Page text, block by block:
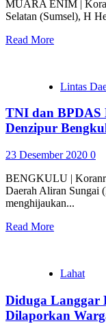
MUARA ENIM |
Selatan (Sumsel), H
Read More
Lintas
TNI dan
Denzipur
23 Desember 2020 0
BENGKULU |
Daerah Aliran Sungai
menghijaukan...
Read More
Lahat
Diduga Langgar
Dilaporkan